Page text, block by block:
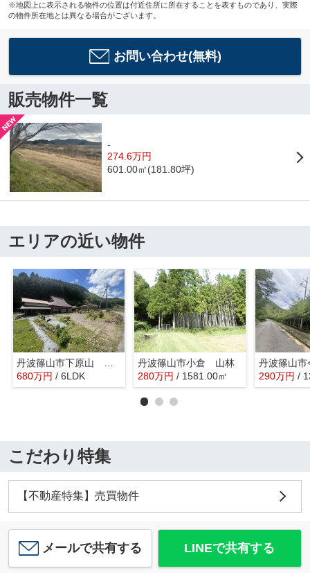
※地図上に表示される物件の位置は付近住所に所在することを表すものであり、実際
の物件所在地とは異なる場合がございます。
お問い合わせ(無料)
販売物件一覧
-
274.6万円
601.00㎡(181.80坪)
エリアの近い物件
丹波篠山市下原山 戸建て
680万円 / 6LDK
丹波篠山市小倉 山林
280万円 / 1581.00㎡ 290万円 /
こだわり特集
【不動産特集】売買物件
メールで共有する LINEで共有する